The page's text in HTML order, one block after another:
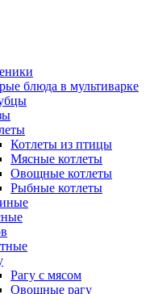
блюда в мультиварке
Котлеты из птицы
Мясные котлеты
Овощные котлеты
Рыбные котлеты
Рагу с мясом
Овощные рагу